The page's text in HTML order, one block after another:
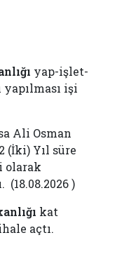
yap-işlet-
işi
Ali Osman
(İki) Yıl süre
olarak
)
kat
açtı.